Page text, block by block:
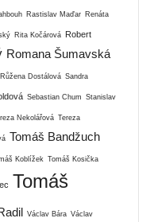
Rastislav Maďar Renáta
Rita Kočárová Robert
Romana Šumavská
Růžena Dostálová Sandra
Sebastian Chum Stanislav
Nekolářová Tereza
Tomáš Bandžuch
Koblížek Tomáš Kosička
Tomáš
Václav Bára Václav